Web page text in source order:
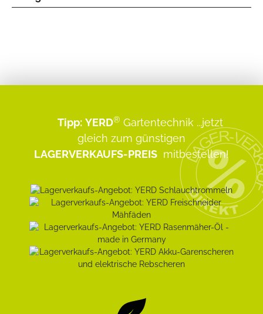
Tipp: YERD® Gartentechnik ...jetzt
gleich zum günstigen
LAGERVERKAUFS-PREIS mitbestellen!